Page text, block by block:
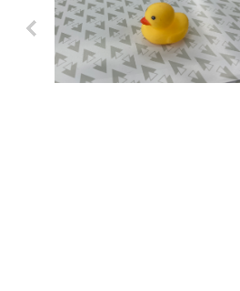
Previo
us